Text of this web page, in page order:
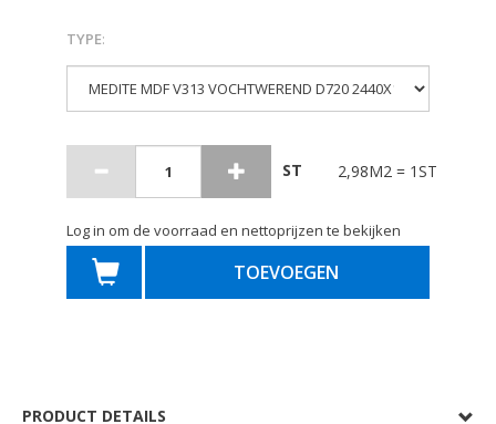
TYPE:
ST 2,98M2 = 1ST
Log in om de voorraad en nettoprijzen te bekijken
TOEVOEGEN
PRODUCT DETAILS